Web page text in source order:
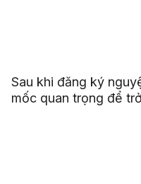
Sau khi đăng ký
mốc quan trọng để